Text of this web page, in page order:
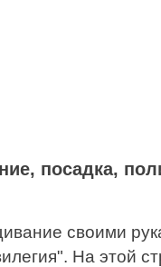
посадка,
своими
На этой